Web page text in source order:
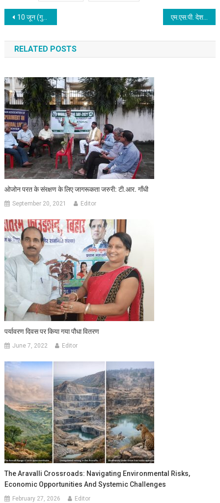
Post navigation
10 जून (गुरुवार) को मनाई जायेगी वट सावित्री पूजा एम.एस.पी. देश के किसानों के आर्थिक एवं सामाजिक प्रगति की दिशा में काफी मददगार होंगे: अमरेन्द्र प्रताप सिंह
RELATED POSTS
ओजोन परत के संरक्षण के लिए जागरूकता जरुरी: टी.आर. गाँधी
September 20, 2021 Editor
पर्यावरण दिवस पर किया गया पौधा वितरण
June 7, 2022 Editor
The Aravalli Crossroads: Navigating Environmental Risks,
Economic Opportunities And Systemic Challenges
February 27, 2026 Editor